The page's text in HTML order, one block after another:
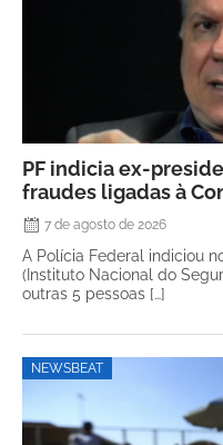
PF indicia ex-
fraudes ligadas à
7 de agosto de 2026
A Polícia Federal indiciou
(Instituto Nacional do
outras 5 pessoas […]
NEWSBEAT